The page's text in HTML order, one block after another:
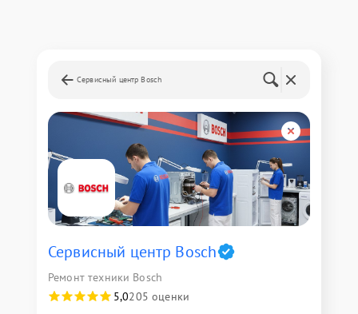
Сервисный центр Bosch
Сервисный центр Bosch
Ремонт техники Bosch
5,0205 оценки